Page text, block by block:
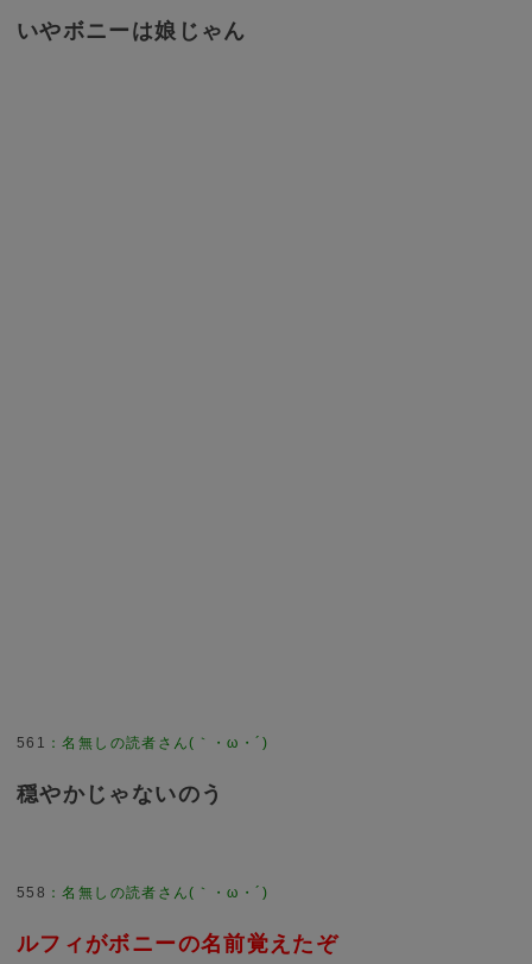
いやボニーは娘じゃん
561 ：名無しの読者さん(｀・ω・´)
穏やかじゃないのう
558 ：名無しの読者さん(｀・ω・´)
ルフィがボニーの名前覚えたぞ